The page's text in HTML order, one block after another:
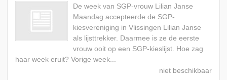
De week van SGP-vrouw Lilian Janse
Maandag accepteerde de SGP-
kiesvereniging in Vlissingen Lilian Janse
als lijsttrekker. Daarmee is ze de eerste
vrouw ooit op een SGP-kieslijst. Hoe zag
haar week eruit? Vorige week...